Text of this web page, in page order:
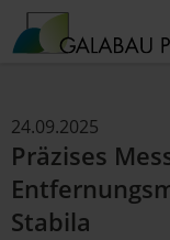
24.09.2025
Präzises
Stabila